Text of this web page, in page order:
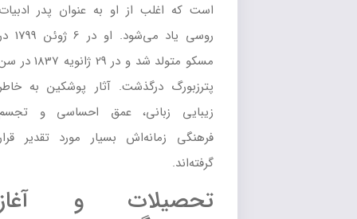
است که اغلب از او به عنوان پدر ادبیات
روسی یاد می‌شود. او در 6 ژوئن 1799 در
مسکو متولد شد و در 29 ژانویه 1837 در سن
پترزبورگ درگذشت. آثار پوشکین به خاطر
زیبایی زبانی، عمق احساسی و تجسم
فرهنگی زمانه‌اش بسیار مورد تقدیر قرار
گرفته‌اند.
تحصیلات و آغاز